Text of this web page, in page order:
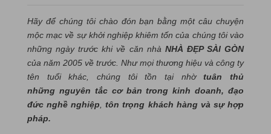
Hãy để chúng tôi chào đón bạn bằng một câu chuyện
mộc mạc về sự khởi nghiệp khiêm tốn của chúng tôi vào
những ngày trước khi về căn nhà NHÀ ĐẸP SÀI GÒN
của năm 2005 về trước. Như mọi thương hiệu và công ty
tên tuổi khác, chúng tôi tồn tại nhờtuân thủ
những nguyên tắc cơ bản trong kinh doanh, đạo
đức nghề nghiệp ,tôn trọng khách hàng và sự hợp
pháp.